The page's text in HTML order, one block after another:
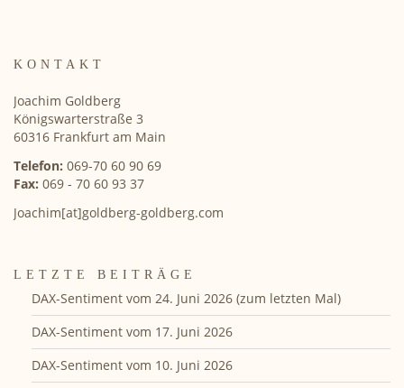
KONTAKT
Joachim Goldberg
Königswarterstraße 3
60316 Frankfurt am Main
Telefon: 069-70 60 90 69
Fax: 069 - 70 60 93 37
Joachim[at]goldberg-goldberg.com
LETZTE BEITRÄGE
DAX-Sentiment vom 24. Juni 2026 (zum letzten Mal)
DAX-Sentiment vom 17. Juni 2026
DAX-Sentiment vom 10. Juni 2026